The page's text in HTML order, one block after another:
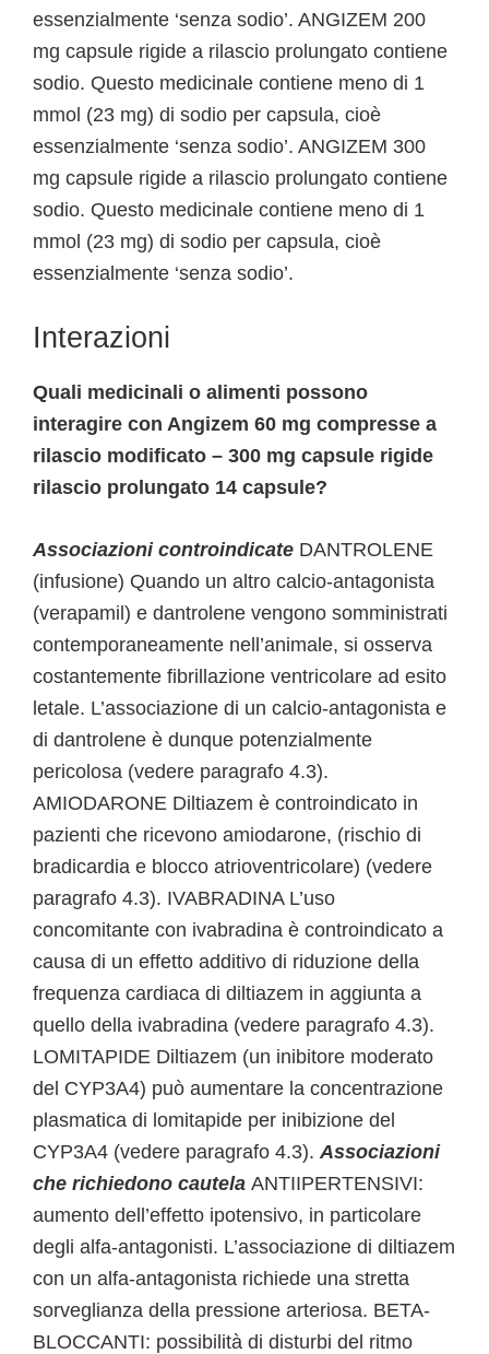
essenzialmente ‘senza sodio’. ANGIZEM 200
mg capsule rigide a rilascio prolungato contiene
sodio. Questo medicinale contiene meno di 1
mmol (23 mg) di sodio per capsula, cioè
essenzialmente ‘senza sodio’. ANGIZEM 300
mg capsule rigide a rilascio prolungato contiene
sodio. Questo medicinale contiene meno di 1
mmol (23 mg) di sodio per capsula, cioè
essenzialmente ‘senza sodio’.
Interazioni
Quali medicinali o alimenti possono
interagire con Angizem 60 mg compresse a
rilascio modificato – 300 mg capsule rigide
rilascio prolungato 14 capsule?
Associazioni controindicate DANTROLENE
(infusione) Quando un altro calcio-antagonista
(verapamil) e dantrolene vengono somministrati
contemporaneamente nell’animale, si osserva
costantemente fibrillazione ventricolare ad esito
letale. L’associazione di un calcio-antagonista e
di dantrolene è dunque potenzialmente
pericolosa (vedere paragrafo 4.3).
AMIODARONE Diltiazem è controindicato in
pazienti che ricevono amiodarone, (rischio di
bradicardia e blocco atrioventricolare) (vedere
paragrafo 4.3). IVABRADINA L’uso
concomitante con ivabradina è controindicato a
causa di un effetto additivo di riduzione della
frequenza cardiaca di diltiazem in aggiunta a
quello della ivabradina (vedere paragrafo 4.3).
LOMITAPIDE Diltiazem (un inibitore moderato
del CYP3A4) può aumentare la concentrazione
plasmatica di lomitapide per inibizione del
CYP3A4 (vedere paragrafo 4.3).Associazioni
che richiedono cautela ANTIIPERTENSIVI:
aumento dell’effetto ipotensivo, in particolare
degli alfa-antagonisti. L’associazione di diltiazem
con un alfa-antagonista richiede una stretta
sorveglianza della pressione arteriosa. BETA-
BLOCCANTI: possibilità di disturbi del ritmo